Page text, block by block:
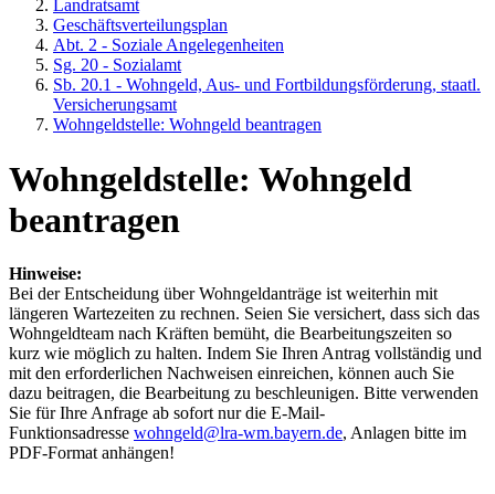
Landratsamt
Geschäftsverteilungsplan
Abt. 2 - Soziale Angelegenheiten
Sg. 20 - Sozialamt
Sb. 20.1 - Wohngeld, Aus- und Fortbildungsförderung, staatl.
Versicherungsamt
Wohngeldstelle: Wohngeld beantragen
Wohngeldstelle: Wohngeld
beantragen
Hinweise:
Bei der Entscheidung über Wohngeldanträge ist weiterhin mit
längeren Wartezeiten zu rechnen. Seien Sie versichert, dass sich das
Wohngeldteam nach Kräften bemüht, die Bearbeitungszeiten so
kurz wie möglich zu halten. Indem Sie Ihren Antrag vollständig und
mit den erforderlichen Nachweisen einreichen, können auch Sie
dazu beitragen, die Bearbeitung zu beschleunigen. Bitte verwenden
Sie für Ihre Anfrage ab sofort nur die E-Mail-
Funktionsadresse wohngeld@lra-wm.bayern.de, Anlagen bitte im
PDF-Format anhängen!